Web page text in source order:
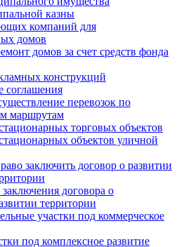
казны
компаний для
домов
домов за счет средств фонда
конструкций
соглашения
перевозок по
маршрутам
торговых объектов
объектов уличной
заключить договор о развитии
договора о
территории
участки под коммерческое
под комплексное развитие